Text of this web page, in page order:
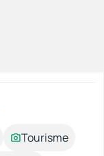
Tourisme